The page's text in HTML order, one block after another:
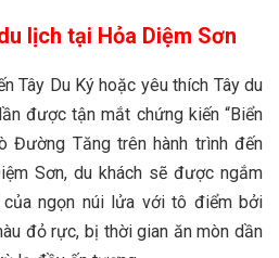
lịch tại Hỏa Diệm Sơn
Tây Du Ký hoặc yêu thích Tây du
được tận mắt chứng kiến “Biển
Đường Tăng trên hành trình đến
Sơn, du khách sẽ được ngắm
của ngọn núi lửa với tô điểm bởi
đỏ rực, bị thời gian ăn mòn dần